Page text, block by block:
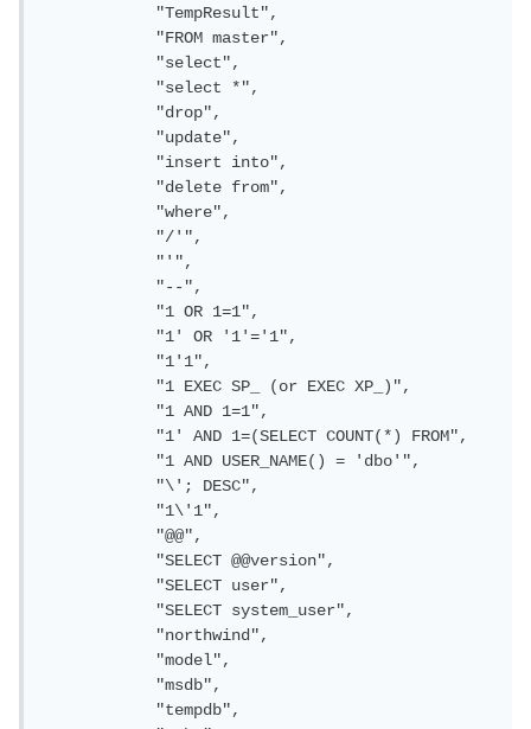
"TempResult",
"FROM master",
"select",
"select *",
"drop",
"update",
"insert into",
"delete from",
"where",
"/'",
"'",
"--",
"1 OR 1=1",
"1' OR '1'='1",
"1'1",
"1 EXEC SP_ (or EXEC XP_)",
"1 AND 1=1",
"1' AND 1=(SELECT COUNT(*) FROM",
"1 AND USER_NAME() = 'dbo'",
"\'; DESC",
"1\'1",
"@@",
"SELECT @@version",
"SELECT user",
"SELECT system_user",
"northwind",
"model",
"msdb",
"tempdb",